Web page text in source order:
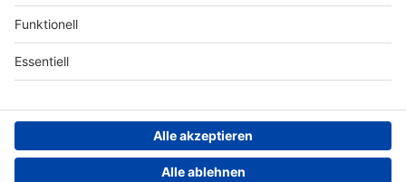
Grounding Page ANTENNE
BAYERN
Datenschutz­erklärung
einstellungen
Persönliche Datenkontrolle